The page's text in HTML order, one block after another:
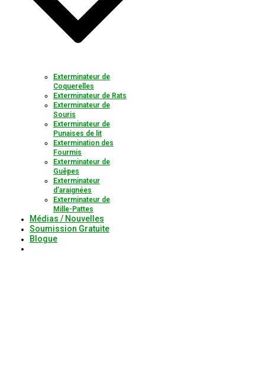
Exterminateur de
Coquerelles
Exterminateur de Rats
Exterminateur de
Souris
Exterminateur de
Punaises de lit
Extermination des
Fourmis
Exterminateur de
Guêpes
Exterminateur
d’araignées
Exterminateur de
Mille-Pattes
Médias / Nouvelles
Soumission Gratuite
Blogue